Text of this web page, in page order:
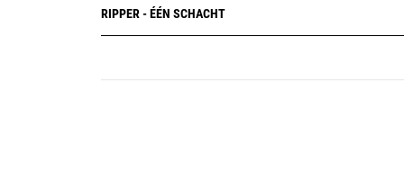
RIPPER - ÉÉN SCHACHT